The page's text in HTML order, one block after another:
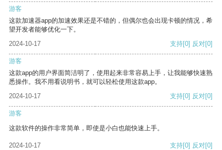
游客
这款加速器app的加速效果还是不错的，但偶尔也会出现卡顿的情况，希
望开发者能够优化一下。
2024-10-17
支持[0] 反对[0]
游客
这款app的用户界面简洁明了，使用起来非常容易上手，让我能够快速熟
悉操作。我不用看说明书，就可以轻松使用这款app。
2024-10-17
支持[0] 反对[0]
游客
这款软件的操作非常简单，即使是小白也能快速上手。
2024-10-17 支持[0] 反对[0]